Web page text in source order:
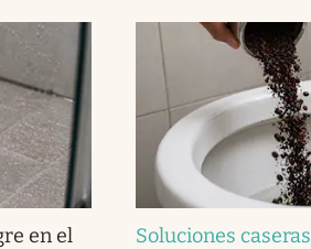
en el
Soluciones caseras